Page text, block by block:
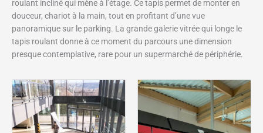
roulant incliné qui mène à l’étage. Ce tapis permet de monter en
douceur, chariot à la main, tout en profitant d’une vue
panoramique sur le parking. La grande galerie vitrée qui longe le
tapis roulant donne à ce moment du parcours une dimension
presque contemplative, rare pour un supermarché de périphérie.